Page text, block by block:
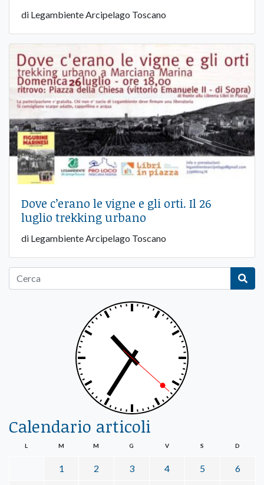
di Legambiente Arcipelago Toscano
Dove c’erano le vigne e gli orti. Il 26
luglio trekking urbano
di Legambiente Arcipelago Toscano
Calendario articoli
L M M G V S D
1 2 3 4 5 6